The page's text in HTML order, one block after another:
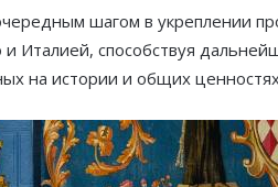
шагом в укреплении
Италией, способствуя
на истории и общих